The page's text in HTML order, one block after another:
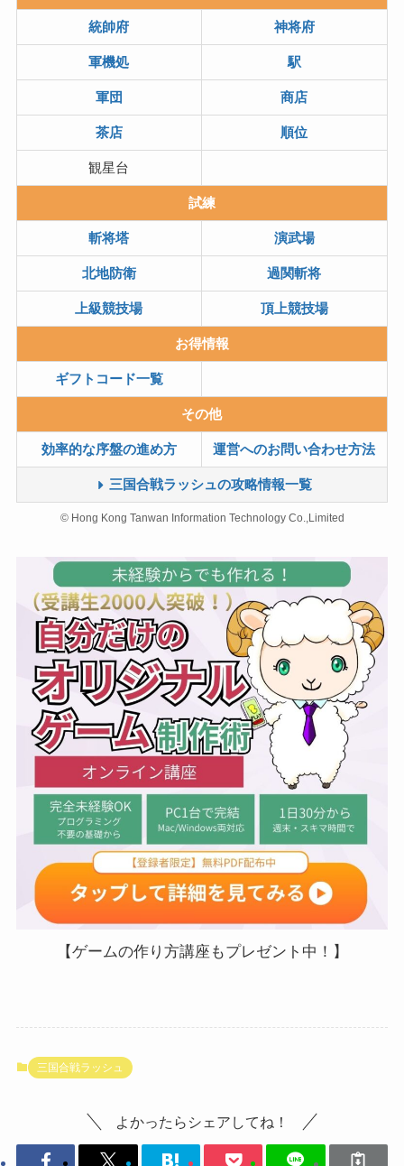
統帥府 神将府
軍機処 駅
軍団 商店
茶店 順位
観星台
試練
斬将塔 演武場
北地防衛 過関斬将
上級競技場 頂上競技場
お得情報
ギフトコード一覧
その他
効率的な序盤の進め方 運営へのお問い合わせ方法
三国合戦ラッシュの攻略情報一覧
© Hong Kong Tanwan Information Technology Co.,Limited
【ゲームの作り方講座もプレゼント中！】
三国合戦ラッシュ
よかったらシェアしてね！